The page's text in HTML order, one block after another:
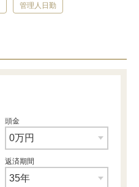
管理人日勤
頭金
返済期間